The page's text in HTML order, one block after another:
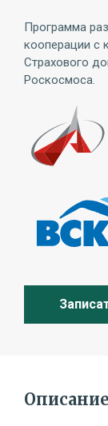
Программа
кооперации с
Страхового
Роскосмоса.